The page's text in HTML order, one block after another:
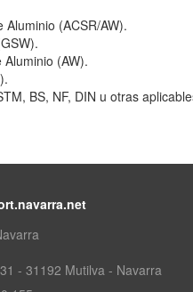
(ACSR/AW).
(AW).
BS, NF, DIN u otras
- 31192 Mutilva - Navarra